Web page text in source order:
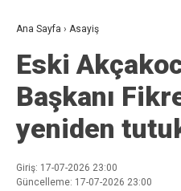
Ana Sayfa › Asayiş
Eski
Başkanı
yeniden
Giriş: 17-07-2026 23:00
Güncelleme: 17-07-2026 23:00